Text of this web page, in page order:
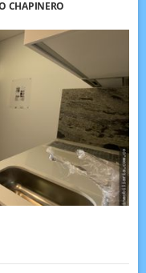
CHAPINERO